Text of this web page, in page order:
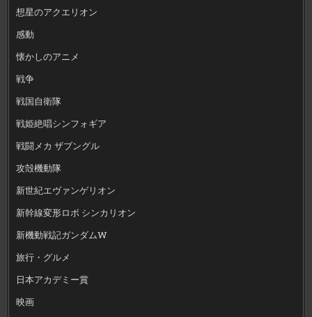
想星のアクエリオン
感動
懐かしのアニメ
戦争
戦国自衛隊
戦姫絶唱シンフォギア
戦闘メカ ザブングル
攻殻機動隊
新世紀エヴァンゲリオン
新幹線変形ロボ シンカリオン
新機動戦記ガンダムW
旅行・グルメ
日本アカデミー賞
映画